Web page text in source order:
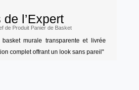
de l’Expert
de Produit Panier de Basket
murale transparente et livrée
complet offrant un look sans pareil"